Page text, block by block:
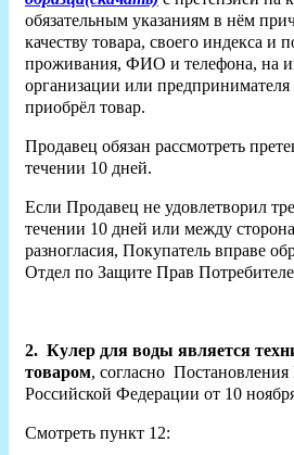
обязательным указаниям в нём
качеству товара, своего индекса и
проживания, ФИО и телефона, на
организации или
приобрёл товар.
Продавец обязан рассмотреть
течении 10 дней.
Если Продавец не удовлетворил
течении 10 дней или между
разногласия, Покупатель вправе
Отдел по Защите Прав
2. Кулер для воды является
товаром, согласно Постановления
Российской Федерации от 10
Смотреть пункт 12: